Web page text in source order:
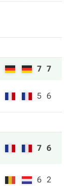
7 7
5 6
7 6
6 2